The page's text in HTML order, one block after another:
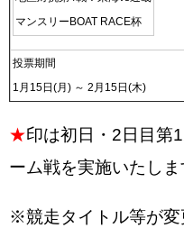
マンスリーBOAT RACE杯
投票期間
1月15日(月) ～ 2月15日(木)
★印は初日・2日目第
ーム戦を実施いたしま
※競走タイトル等が変